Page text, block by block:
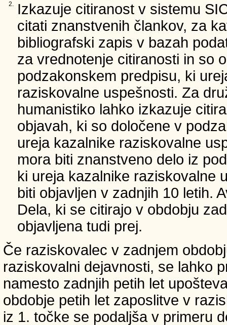
2.
Izkazuje citiranost v sistemu
citati znanstvenih člankov, za
bibliografski zapis v bazah
za vrednotenje citiranosti in so
podzakonskem predpisu, ki
raziskovalne uspešnosti. Za
humanistiko lahko izkazuje
objavah, ki so določene v
ureja kazalnike raziskovalne
mora biti znanstveno delo iz
ki ureja kazalnike raziskovalne
biti objavljen v zadnjih 10 letih.
Dela, ki se citirajo v obdobju
objavljena tudi prej.
Če raziskovalec v zadnjem
raziskovalni dejavnosti, se lahko
namesto zadnjih petih let
obdobje petih let zaposlitve v
iz 1. točke se podaljša v primeru